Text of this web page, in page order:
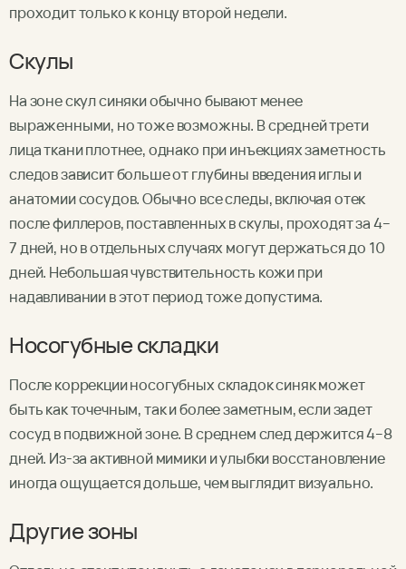
проходит только к концу второй недели.
Скулы
На зоне скул синяки обычно бывают менее
выраженными, но тоже возможны. В средней трети
лица ткани плотнее, однако при инъекциях заметность
следов зависит больше от глубины введения иглы и
анатомии сосудов. Обычно все следы, включая отек
после филлеров, поставленных в скулы, проходят за 4–
7 дней, но в отдельных случаях могут держаться до 10
дней. Небольшая чувствительность кожи при
надавливании в этот период тоже допустима.
Носогубные складки
После коррекции носогубных складок синяк может
быть как точечным, так и более заметным, если задет
сосуд в подвижной зоне. В среднем след держится 4–8
дней. Из-за активной мимики и улыбки восстановление
иногда ощущается дольше, чем выглядит визуально.
Другие зоны